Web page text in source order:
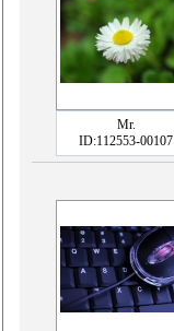
Mr.
ID:112553-00107